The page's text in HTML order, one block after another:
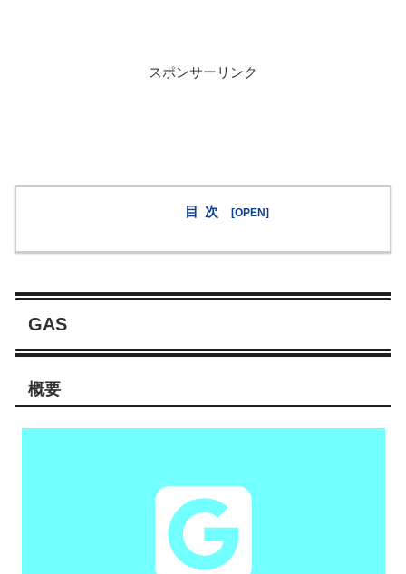
スポンサーリンク
目次
GAS
概要